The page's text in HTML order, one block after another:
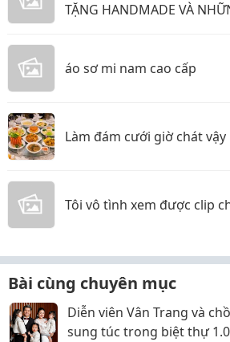
TẶNG HANDMADE VÀ
áo sơ mi nam cao cấp
Làm đám cưới giờ chát vậy
Tôi vô tình xem được clip
Bài cùng chuyên mục
Diễn viên Vân Trang và
sung túc trong biệt thự